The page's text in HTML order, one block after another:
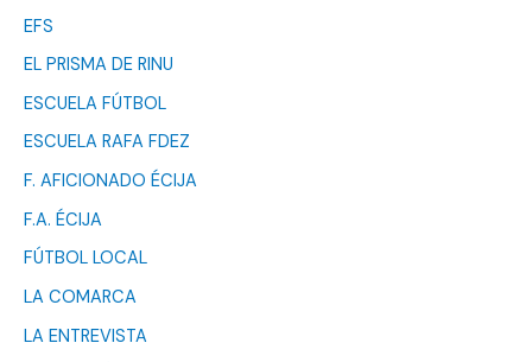
EFS
EL PRISMA DE RINU
ESCUELA FÚTBOL
ESCUELA RAFA FDEZ
F. AFICIONADO ÉCIJA
F.A. ÉCIJA
FÚTBOL LOCAL
LA COMARCA
LA ENTREVISTA